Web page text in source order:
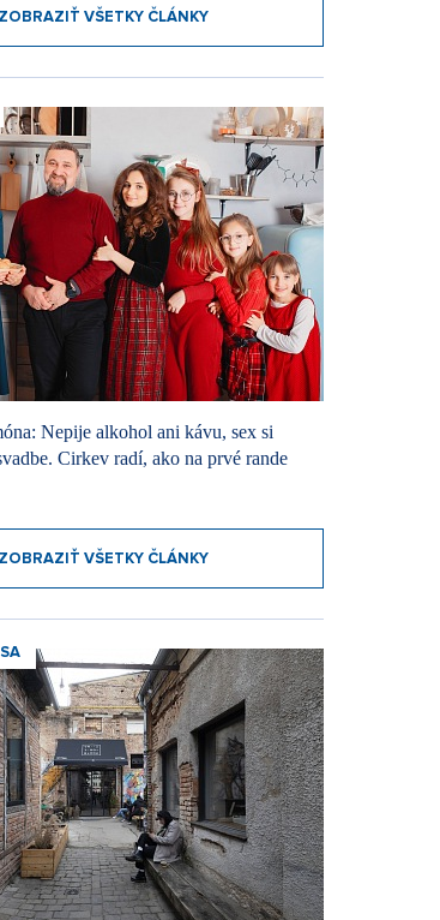
ZOBRAZIŤ VŠETKY ČLÁNKY
Nepije alkohol ani kávu, sex si
Cirkev radí, ako na prvé rande
ZOBRAZIŤ VŠETKY ČLÁNKY